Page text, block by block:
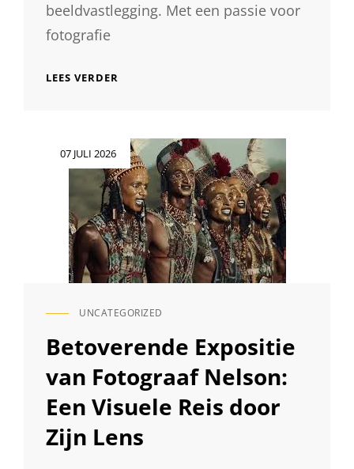
beeldvastlegging. Met een passie voor
fotografie
LEES VERDER
VAN
MOMENTEN
07 JULI 2026
CAT
UNCATEGORIZED
Betoverende Expositie
van Fotograaf Nelson:
Een Visuele Reis door
Zijn Lens